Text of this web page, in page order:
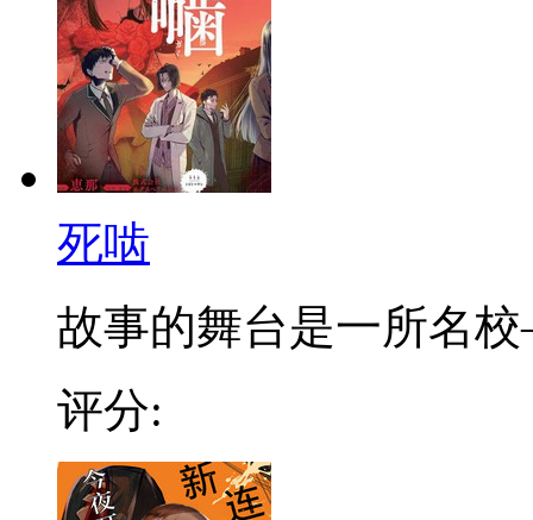
死啮
故事的舞台是一所名
评分: